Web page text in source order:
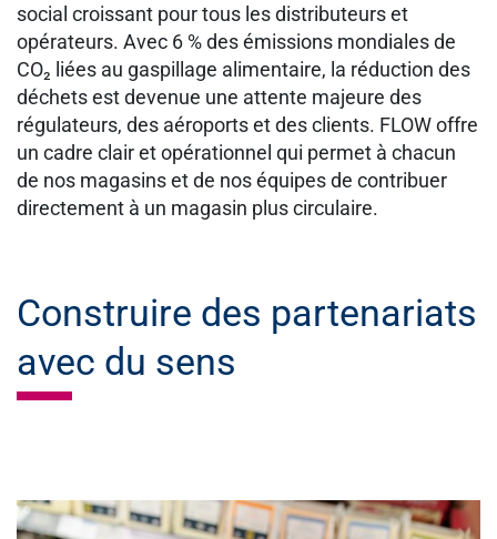
social croissant pour tous les distributeurs et
opérateurs. Avec 6 % des émissions mondiales de
CO₂ liées au gaspillage alimentaire, la réduction des
déchets est devenue une attente majeure des
régulateurs, des aéroports et des clients. FLOW offre
un cadre clair et opérationnel qui permet à chacun
de nos magasins et de nos équipes de contribuer
directement à un magasin plus circulaire.
Construire des partenariats
avec du sens